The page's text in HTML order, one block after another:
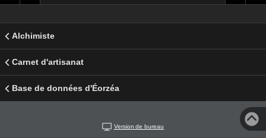
Alchimiste
Carnet d'artisanat
Base de données d'Éorzéa
Version de bureau